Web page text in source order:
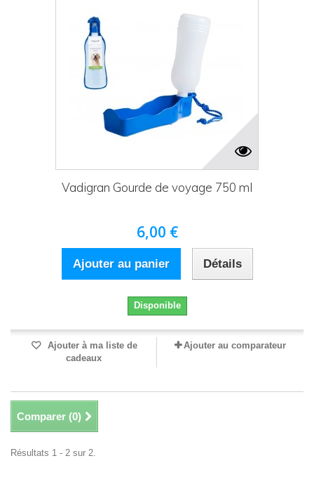
Vadigran Gourde de voyage 750 ml
6,00 €
Ajouter au panier Détails
Disponible
Ajouter à ma liste de
cadeaux
Ajouter au comparateur
Comparer (0)
Résultats 1 - 2 sur 2.